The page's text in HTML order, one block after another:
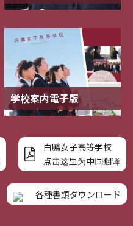
学校案内電子版
白鵬女子高等学校
点击这里为中国翻译
各種書類ダウンロード